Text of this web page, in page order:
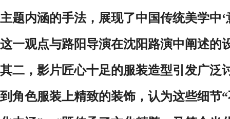
主题内涵的手法，展现了中国传统美学中
这一观点与路阳导演在沈阳路演中阐述的
其二，影片匠心十足的服装造型引发广泛
到角色服装上精致的装饰，认为这些细节